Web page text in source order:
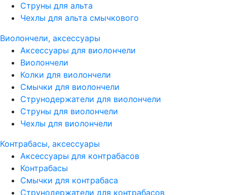
Струны для альта
Чехлы для альта смычкового
Виолончели, аксессуары
Аксессуары для виолончели
Виолончели
Колки для виолончели
Смычки для виолончели
Струнодержатели для виолончели
Струны для виолончели
Чехлы для виолончели
Контрабасы, аксессуары
Аксессуары для контрабасов
Контрабасы
Смычки для контрабаса
Струнодержатели для контрабасов